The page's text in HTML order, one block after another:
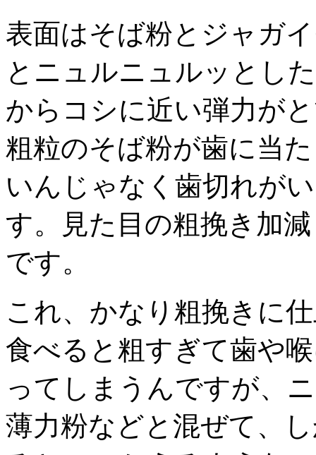
表面はそば粉とジャガ
とニュルニュルッとし
からコシに近い弾力が
粗粒のそば粉が歯に当
いんじゃなく歯切れが
す。見た目の粗挽き加
です。
これ、かなり粗挽きに
食べると粗すぎて歯や
ってしまうんですが、
薄力粉などと混ぜて、